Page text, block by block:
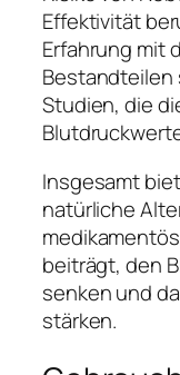
Effektivität
Erfahrung mit
Studien, die
Insgesamt
natürliche
beiträgt, den
senken und
stärken.